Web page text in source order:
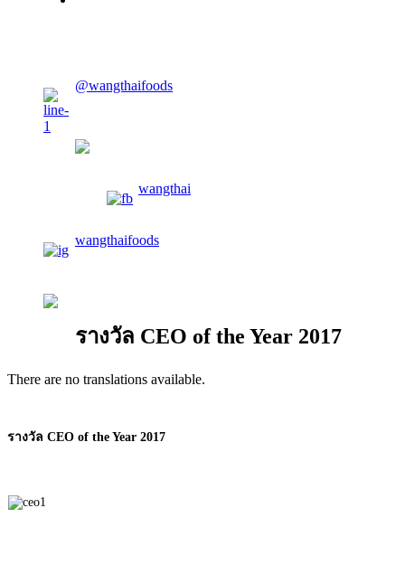
@wangthaifoods
wangthai
wangthaifoods
รางวัล CEO of the Year 2017
There are no translations available.
รางวัล CEO of the Year 2017